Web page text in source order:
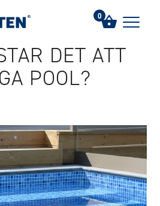
Vad kostar det att bygga pool?
DET ATT
POOL?
0